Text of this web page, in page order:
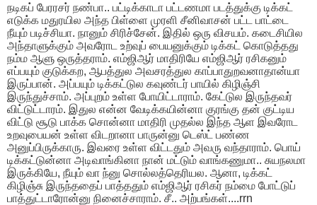
நடிகப் பேரரசர் நண்பா.. பட்டிக்காடா பட்டணமா படத்துக்கு டிக்கட்
எடுக்க மதுரயில அந்த பிள்ளை முரளி சீனிவாசன் பட்ட பாட்டை
நீயும் படிச்சியா. நானும் சிரிச்சேன். இதில் ஒரு விசயம். கடைசியில
அந்தாளுக்கும் அவரோட உற்வுப் பையனுக்கும் டிக்கட் கொடுத்தது
நம்ம ஆளு ஒருத்தராம். எம்ஜிஆர் மாதிரியே எம்ஜிஆர் ரசிகனும்
எப்பயும் குடுக்கற, ஆபத்துல அவசரத்துல காப்பாதுறவனாதான்யா
இருப்பான். அப்பயும் டிக்கட்டுல கவுண்டர் பாயில் கிழிஞ்சி
இருந்துச்சாம். அப்புறம் உள்ள போயிட்டாராம். கேட்டுல இருந்தவர்
விட்டுட்டாரம். இதுல என்ன வேடிக்கயின்னா குரங்கு தன் குட்டிய
விட்டு சூடு பாக்க சொன்னா மாதிரி முதல்ல இந்த ஆள இவரோட
உறவுபையன் உள்ள விடறானா பாருன்னு டெஸ்ட் பண்ண
அனுப்பிருக்காரு. இவரை உள்ள விட்டதும் அவரு வந்தாராம். பொய்
டிக்கட்டுன்னா அடிவாங்கினா நான் மட்டும் வாங்கணுமா.. சுயநலமா
இருக்கியே, நீயும் வா ந்னு சொல்லத்தெரியல. ஆனா, டிக்கட்
கிழிஞ்சு இருந்ததைப் பாத்ததும் எம்ஜிஆர் ரசிகர் நம்மை போட்டுப்
பாத்துட்டாரோன்னு நினைச்சாராம். சீ.. அற்பங்கள்....rrn